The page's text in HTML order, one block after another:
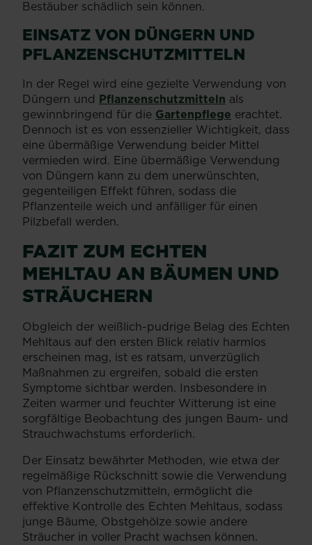
Bestäuber schädlich sein können.
EINSATZ VON DÜNGERN UND
PFLANZENSCHUTZMITTELN
In der Regel wird eine gezielte Verwendung von
Düngern und Pflanzenschutzmitteln als
gewinnbringend für die Gartenpflege erachtet.
Dennoch ist es von essenzieller Wichtigkeit, dass
eine übermäßige Verwendung beider Mittel
vermieden wird. Eine übermäßige Verwendung
von Düngern kann zu dem unerwünschten,
gegenteiligen Effekt führen, sodass die
Pflanzenteile weich und anfälliger für einen
Pilzbefall werden.
FAZIT ZUM ECHTEN
MEHLTAU AN BÄUMEN UND
STRÄUCHERN
Obgleich der weißlich-pudrige Belag des Echten
Mehltaus auf den ersten Blick relativ harmlos
erscheinen mag, ist es ratsam, unverzüglich
Maßnahmen zu ergreifen, sobald die ersten
Symptome sichtbar werden. Insbesondere in
Zeiten warmer und feuchter Witterung ist eine
sorgfältige Beobachtung des jungen Baum- und
Strauchwachstums erforderlich.
Der Einsatz bewährter Methoden, wie etwa der
regelmäßige Rückschnitt sowie die Verwendung
von Pflanzenschutzmitteln, ermöglicht die
effektive Kontrolle des Echten Mehltaus, sodass
junge Bäume, Obstgehölze sowie andere
Sträucher in voller Pracht wachsen können.